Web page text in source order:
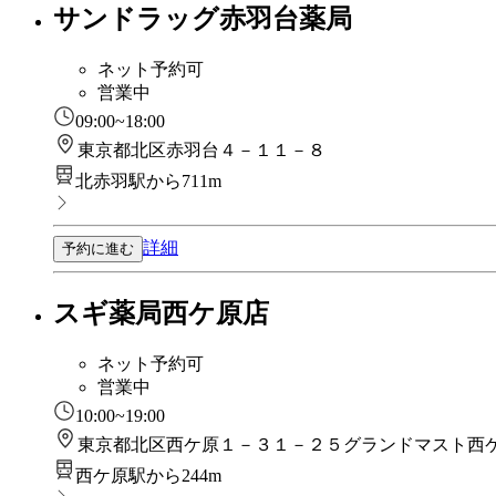
サンドラッグ赤羽台薬局
ネット予約可
営業中
09:00~18:00
東京都北区赤羽台４－１１－８
北赤羽駅から711m
予約に進む 詳細
スギ薬局西ケ原店
ネット予約可
営業中
10:00~19:00
東京都北区西ケ原１－３１－２５グランドマスト西
西ケ原駅から244m